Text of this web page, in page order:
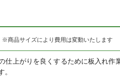
※商品サイズにより費用は変動いたします
仕上がりを良くするために板入れ作
。